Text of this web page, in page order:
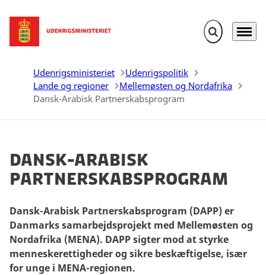
Gå til forsiden Fold søgefelt
Menu
Udenrigsministeriet
Udenrigspolitik
Lande og regioner
Mellemøsten og Nordafrika
Dansk-Arabisk Partnerskabsprogram
Dansk-Arabisk
Partnerskabsprogram
Dansk-Arabisk Partnerskabsprogram (DAPP) er
Danmarks samarbejdsprojekt med Mellemøsten og
Nordafrika (MENA). DAPP sigter mod at styrke
menneskerettigheder og sikre beskæftigelse, især
for unge i MENA-regionen.